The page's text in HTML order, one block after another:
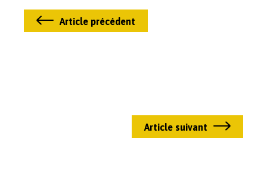
Article précédent
Article suivant